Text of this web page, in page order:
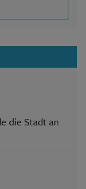
die Stadt an